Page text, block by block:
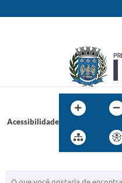
Acessibilidade